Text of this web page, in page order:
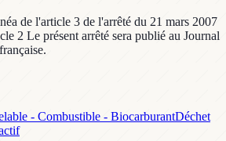
de l'article 3 de l'arrêté du 21 mars 2007
2 Le présent arrêté sera publié au Journal
- Combustible - BiocarburantDéchet